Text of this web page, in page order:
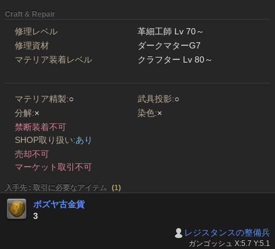
Craft & Repair
修理レベル
革細工師 Lv 70～
修理資材
ダークマターG7
マテリア装着レベル
クラフター Lv 80～
マテリア精製:○ 武具投影:○
分解:× 染色:×
禁断装着不可
SHOP取り扱い:あり
売却不可
マーケット取引不可
入手先 : 取引に必要なアイテム (1)
ボズヤ古金貨
3
レジスタンスの整備兵
ガンゴッシュ X:5.7 Y:5.1